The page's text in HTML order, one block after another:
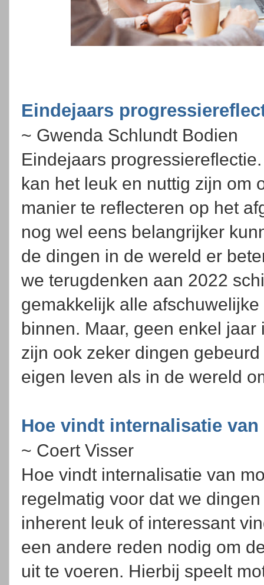
Eindejaars
~ Gwenda Schlundt Bodien
Eindejaars
kan het leuk en nuttig zijn om
manier te reflecteren op het
nog wel eens belangrijker
de dingen in de wereld er
we terugdenken aan 2022
gemakkelijk alle
binnen. Maar, geen enkel
zijn ook zeker dingen
eigen leven als in de wereld
Hoe vindt internalisatie
~ Coert Visser
Hoe vindt internalisatie van
regelmatig voor dat we
inherent leuk of interessant
een andere reden nodig om
uit te voeren. Hierbij speelt